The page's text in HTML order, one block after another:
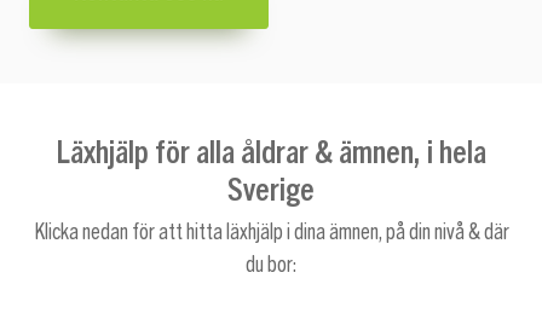
Läxhjälp för alla åldrar & ämnen, i hela
Sverige
Klicka nedan för att hitta läxhjälp i dina ämnen, på din nivå & där
du bor: